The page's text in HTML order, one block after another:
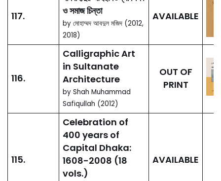
Mustafizur
Rahman Khan
and Saleha
Khanam Trust
Fund, Trust Fund
Lectures 1987-
2016
by Md. Rahmat Ullah and
AKM Golam Rabbani
(Edited) (2017)
Medicinal
Knowledge and
Plants of
Chittagong Hill-